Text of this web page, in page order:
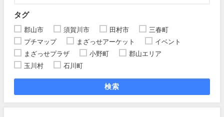
タグ
郡山市 須賀川市 田村市
三春町
プチマップ
まざっせアーケット
イベント
まざっせプラザ
小野町
郡山エリア
玉川村
石川町
検索